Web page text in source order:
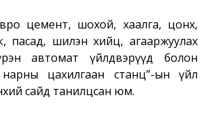
цемент, шохой, хаалга, цонх,
пасад, шилэн хийц, агааржуулах
автомат үйлдвэрүүд болон
нарны цахилгаан станц”-ын үйл
сайд танилцсан юм.